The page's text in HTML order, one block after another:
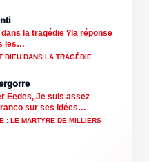
la tragédie ?la réponse
les…
DIEU DANS LA TRAGÉDIE…
Eedes, Je suis assez
sur ses idées…
: LE MARTYRE DE MILLIERS